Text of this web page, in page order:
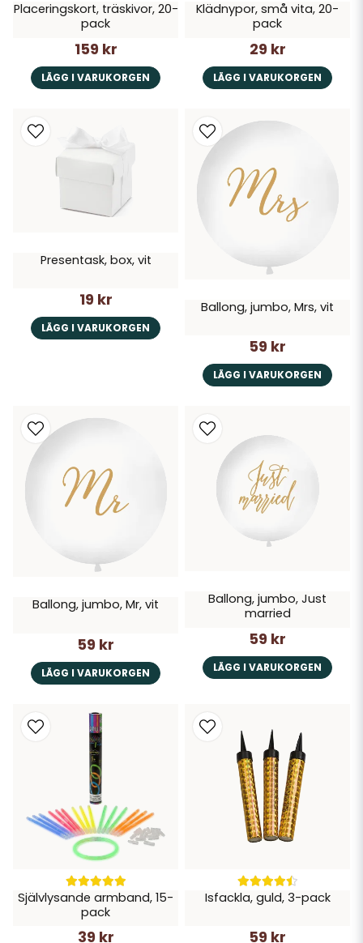
Placeringskort, träskivor, 20-
pack
159 kr
LÄGG I VARUKORGEN
Klädnypor, små vita, 20-
pack
29 kr
LÄGG I VARUKORGEN
Presentask, box, vit
19 kr
LÄGG I VARUKORGEN
Ballong, jumbo, Mrs, vit
59 kr
LÄGG I VARUKORGEN
Ballong, jumbo, Mr, vit
59 kr
LÄGG I VARUKORGEN
Ballong, jumbo, Just
married
59 kr
LÄGG I VARUKORGEN
Självlysande armband, 15-
pack
39 kr
Isfackla, guld, 3-pack
59 kr